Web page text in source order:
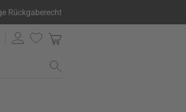
Rückgaberecht